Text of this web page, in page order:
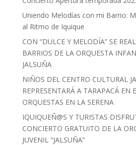
Uniendo Melodías con mi Barrio:
al Ritmo de Iquique
CON “DULCE Y MELODÍA” SE
BARRIOS DE LA ORQUESTA
JALSUÑA
NIÑOS DEL CENTRO CULTURAL
REPRESENTARÁ A TARAPACÁ EN
ORQUESTAS EN LA SERENA
IQUIQUEÑ@S Y TURISTAS
CONCIERTO GRATUITO DE LA
JUVENIL “JALSUÑA”